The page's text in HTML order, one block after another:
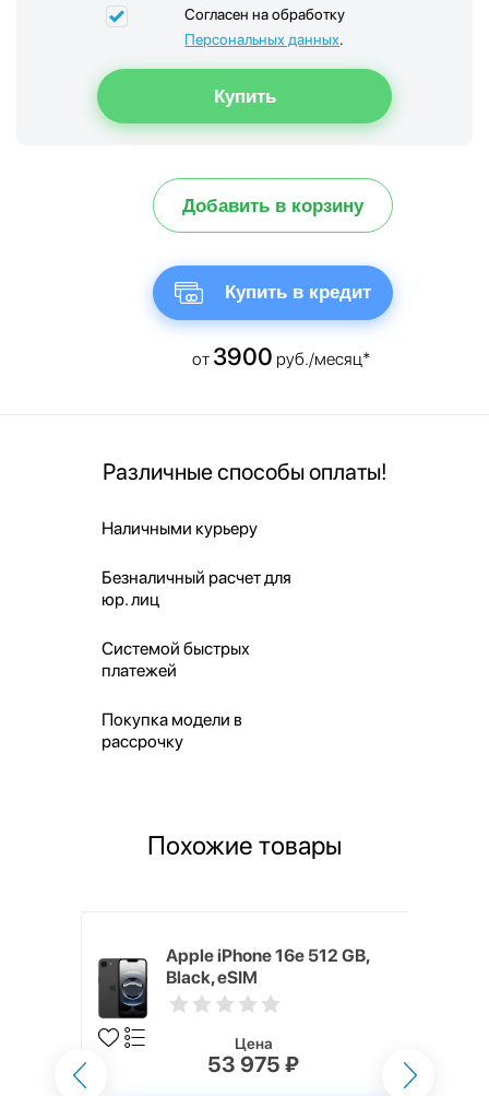
Согласен на обработку
Персональных данных.
Добавить в корзину
Купить в кредит
от 3900 руб./месяц*
Различные способы оплаты!
Наличными курьеру
Безналичный расчет для
юр. лиц
Системой быстрых
платежей
Покупка модели в
рассрочку
Похожие товары
Apple iPhone 16e 512 GB,
Black, eSIM
Цена
53 975 ₽